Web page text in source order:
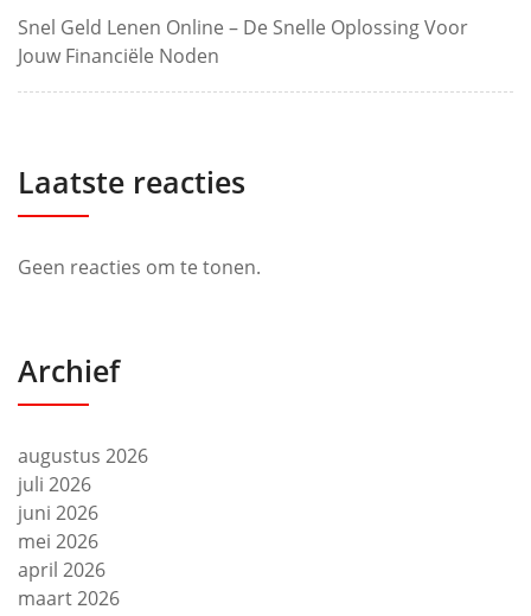
Snel Geld Lenen Online – De Snelle Oplossing Voor
Jouw Financiële Noden
Laatste reacties
Geen reacties om te tonen.
Archief
augustus 2026
juli 2026
juni 2026
mei 2026
april 2026
maart 2026